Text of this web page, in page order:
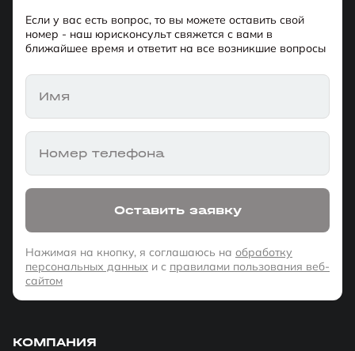
Если у вас есть вопрос, то вы можете оставить свой
номер - наш юрисконсульт свяжется с вами в
ближайшее время и ответит на все возникшие вопросы
Имя
Номер телефона
Оставить заявку
Нажимая на кнопку, я соглашаюсь на обработку
персональных данных и с правилами пользования веб-
сайтом
КОМПАНИЯ